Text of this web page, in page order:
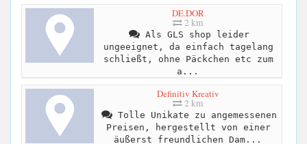
DE.DOR
2 km
Als GLS shop leider
ungeeignet, da einfach tagelang
schließt, ohne Päckchen etc zum
a...
Definitiv Kreativ
2 km
Tolle Unikate zu angemessenen
Preisen, hergestellt von einer
äußerst freundlichen Dam...